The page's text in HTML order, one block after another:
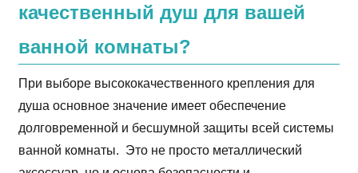
качественный душ для вашей
ванной комнаты?
При выборе высококачественного крепления для
душа основное значение имеет обеспечение
долговременной и бесшумной защиты всей системы
ванной комнаты. Это не просто металлический